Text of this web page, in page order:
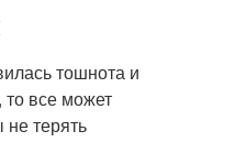
тошнота и
то все может
терять